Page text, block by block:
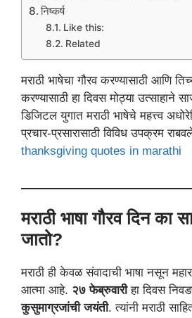
निष्कर्ष
Like this:
Related
मराठी भाषेचा गौरव करण्यासाठी आणि
करण्यासाठी हा दिवस मोठ्या उत्साहाने
डिजिटल युगात मराठी भाषेचे महत्त्व
प्रचार-प्रसारासाठी विविध उपक्रम
thanksgiving quotes in marathi
मराठी भाषा गौरव दिन का
जातो?
मराठी ही केवळ संवादाची भाषा नसून
आत्मा आहे. २७ फेब्रुवारीहा दिवस
कुसुमाग्रजांची जयंती. त्यांनी मराठी